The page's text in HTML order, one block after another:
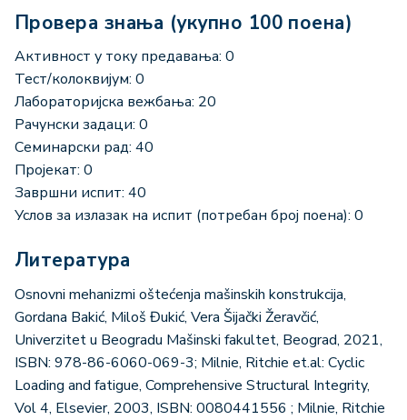
Провера знања (укупно 100 поена)
Активност у току предавања: 0
Тест/колоквијум: 0
Лабораторијска вежбања: 20
Рачунски задаци: 0
Семинарски рад: 40
Пројекат: 0
Завршни испит: 40
Услов за излазак на испит (потребан број поена): 0
Литература
Osnovni mehanizmi oštećenja mašinskih konstrukcija,
Gordana Bakić, Miloš Đukić, Vera Šijački Žeravčić,
Univerzitet u Beogradu Mašinski fakultet, Beograd, 2021,
ISBN: 978-86-6060-069-3; Milnie, Ritchie et.al: Cyclic
Loading and fatigue, Comprehensive Structural Integrity,
Vol 4, Elsevier, 2003, ISBN: 0080441556 ; Milnie, Ritchie